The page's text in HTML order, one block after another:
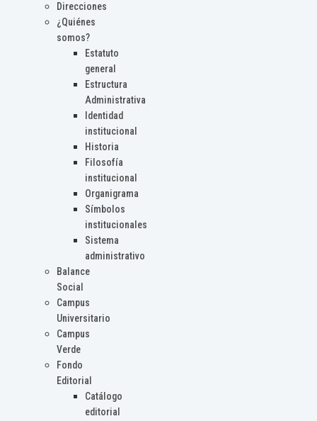
Direcciones
¿Quiénes
somos?
Estatuto
general
Estructura
Administrativa
Identidad
institucional
Historia
Filosofía
institucional
Organigrama
Símbolos
institucionales
Sistema
administrativo
Balance
Social
Campus
Universitario
Campus
Verde
Fondo
Editorial
Catálogo
editorial